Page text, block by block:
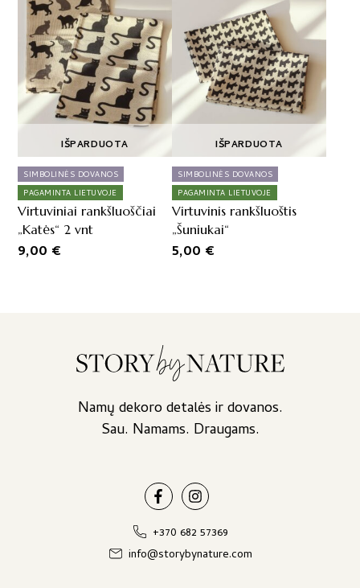
SIMBOLINĖS DOVANOS
PAGAMINTA LIETUVOJE
Virtuviniai rankšluoščiai
„Katės“ 2 vnt
9,00 €
IŠPARDUOTA
SIMBOLINĖS DOVANOS
PAGAMINTA LIETUVOJE
Virtuvinis rankšluoštis
„Šuniukai“
5,00 €
IŠPARDUOTA
Namų dekoro detalės ir dovanos.
Sau. Namams. Draugams.
+370 682 57369
info@storybynature.com